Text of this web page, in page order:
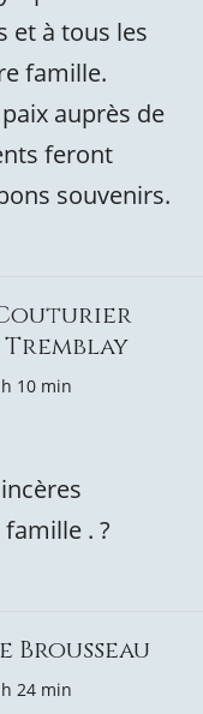
et à tous les
famille.
auprès de
feront
souvenirs.
10 min
. ?
Brousseau
24 min